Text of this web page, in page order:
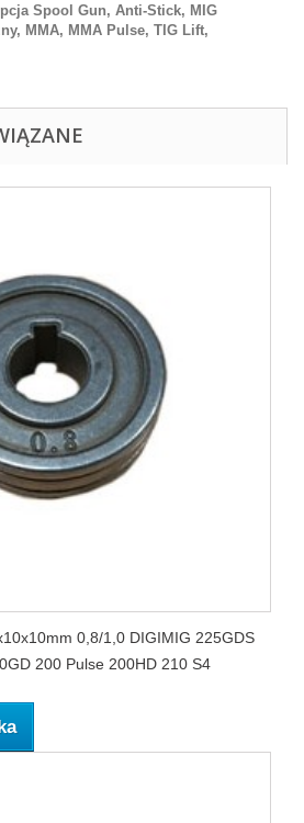
Spool Gun, Anti-Stick, MIG
MMA, MMA Pulse, TIG Lift,
0,8/1,0 DIGIMIG 225GDS
200 Pulse 200HD 210 S4